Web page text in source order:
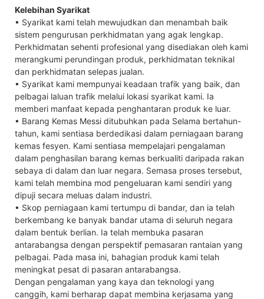
Kelebihan Syarikat
• Syarikat kami telah mewujudkan dan menambah baik
sistem pengurusan perkhidmatan yang agak lengkap.
Perkhidmatan sehenti profesional yang disediakan oleh kami
merangkumi perundingan produk, perkhidmatan teknikal
dan perkhidmatan selepas jualan.
• Syarikat kami mempunyai keadaan trafik yang baik, dan
pelbagai laluan trafik melalui lokasi syarikat kami. Ia
memberi manfaat kepada penghantaran produk ke luar.
• Barang Kemas Messi ditubuhkan pada Selama bertahun-
tahun, kami sentiasa berdedikasi dalam perniagaan barang
kemas fesyen. Kami sentiasa mempelajari pengalaman
dalam penghasilan barang kemas berkualiti daripada rakan
sebaya di dalam dan luar negara. Semasa proses tersebut,
kami telah membina mod pengeluaran kami sendiri yang
dipuji secara meluas dalam industri.
• Skop perniagaan kami tertumpu di bandar, dan ia telah
berkembang ke banyak bandar utama di seluruh negara
dalam bentuk berlian. Ia telah membuka pasaran
antarabangsa dengan perspektif pemasaran rantaian yang
pelbagai. Pada masa ini, bahagian produk kami telah
meningkat pesat di pasaran antarabangsa.
Dengan pengalaman yang kaya dan teknologi yang
canggih, kami berharap dapat membina kerjasama yang